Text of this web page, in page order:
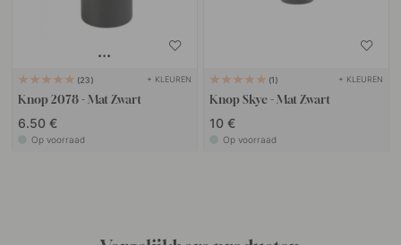
23 + KLEUREN
Knop 2078 - Mat Zwart
6.50 €
Op voorraad
1 + KLEUREN
Knop Skye - Mat Zwart
10 €
Op voorraad